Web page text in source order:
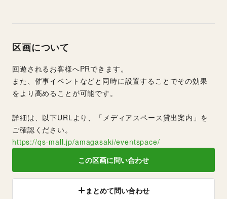
区画について
回遊されるお客様へPRできます。
また、催事イベントなどと同時に設置することでその効果
をより高めることが可能です。
詳細は、以下URLより、「メディアスペース貸出案内」を
ご確認ください。
https://qs-mall.jp/amagasaki/eventspace/
この区画に問い合わせ
まとめて問い合わせ